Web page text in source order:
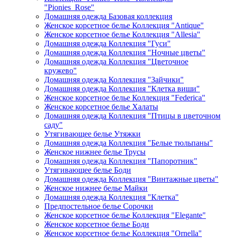
"Pionies_Rose"
Домашняя одежда Базовая коллекция
Женское корсетное белье Коллекция "Antique"
Женское корсетное белье Коллекция "Allesia"
Домашняя одежда Коллекция "Гуси"
Домашняя одежда Коллекция "Ночные цветы"
Домашняя одежда Коллекция "Цветочное
кружево"
Домашняя одежда Коллекция "Зайчики"
Домашняя одежда Коллекция "Клетка виши"
Женское корсетное белье Коллекция "Federica"
Женское корсетное белье Халаты
Домашняя одежда Коллекция "Птицы в цветочном
саду"
Утягивающее белье Утяжки
Домашняя одежда Коллекция "Белые тюльпаны"
Женское нижнее белье Трусы
Домашняя одежда Коллекция "Папоротник"
Утягивающее белье Боди
Домашняя одежда Коллекция "Винтажные цветы"
Женское нижнее белье Майки
Домашняя одежда Коллекция "Клетка"
Предпостельное белье Сорочки
Женское корсетное белье Коллекция "Elegante"
Женское корсетное белье Боди
Женское корсетное белье Коллекция "Ornella"